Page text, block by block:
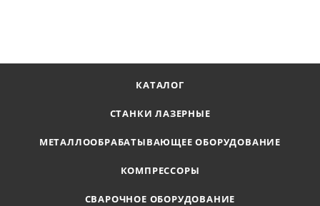
КАТАЛОГ
СТАНКИ ЛАЗЕРНЫЕ
МЕТАЛЛООБРАБАТЫВАЮЩЕЕ ОБОРУДОВАНИЕ
КОМПРЕССОРЫ
СВАРОЧНОЕ ОБОРУДОВАНИЕ